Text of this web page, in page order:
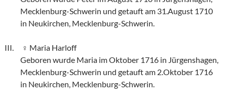
Mecklenburg-Schwerin und getauft am 31.August 1710
in Neukirchen, Mecklenburg-Schwerin.
Maria Harloff
Geboren wurde Maria im Oktober 1716 in Jürgenshagen,
Mecklenburg-Schwerin und getauft am 2.Oktober 1716
in Neukirchen, Mecklenburg-Schwerin.